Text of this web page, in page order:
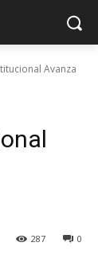
Avanza
0
287